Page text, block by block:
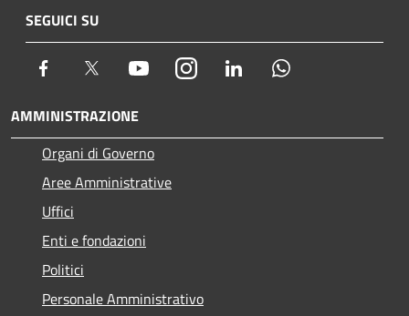
SEGUICI SU
Facebook Twitter YoutubeInstagram LinkedIn
AMMINISTRAZIONE
Organi di Governo
Aree Amministrative
Uffici
Enti e fondazioni
Politici
Personale Amministrativo